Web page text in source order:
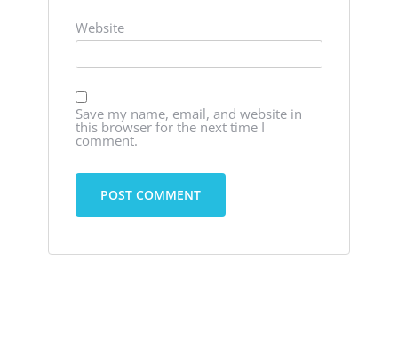
Website
Save my name, email, and website in
this browser for the next time I
comment.